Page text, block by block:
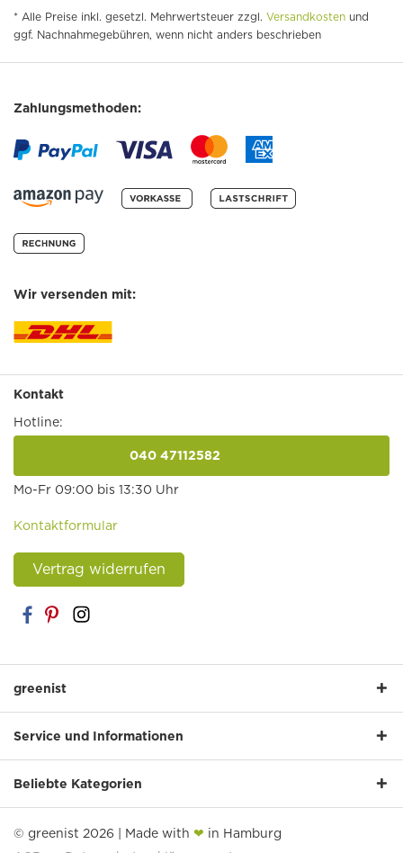
* Alle Preise inkl. gesetzl. Mehrwertsteuer zzgl. Versandkosten und
ggf. Nachnahmegebühren, wenn nicht anders beschrieben
Zahlungsmethoden:
Wir versenden mit:
Kontakt
Hotline:
040 47112582
Mo-Fr 09:00 bis 13:30 Uhr
Kontaktformular
Vertrag widerrufen
greenist
Service und Informationen
Beliebte Kategorien
© greenist 2026 | Made with ❤ in Hamburg